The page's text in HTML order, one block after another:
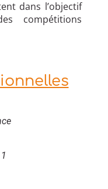
dans l’objectif
compétitions